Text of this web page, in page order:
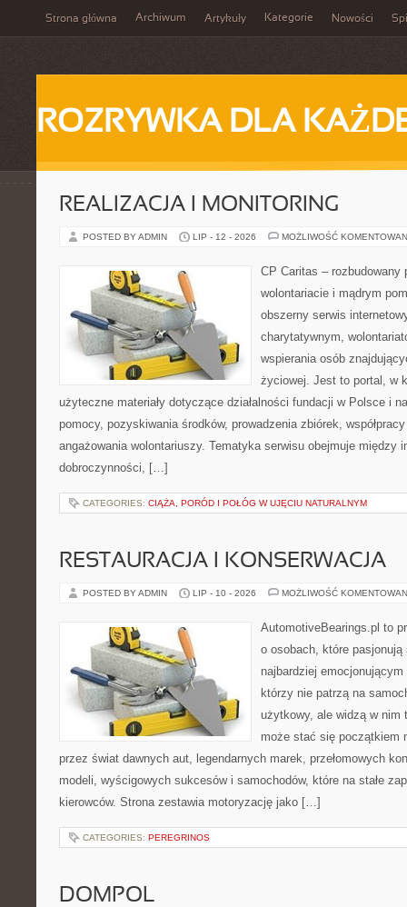
Strona główna Archiwum Artykuły Kategorie Nowości
ROZRYWKA DLA
REALIZACJA I MONITORING
POSTED BY ADMIN LIP - 12 - 2026 MOŻLIWOŚĆ
CP Caritas – rozbudowany
wolontariacie i mądrym
obszerny serwis
charytatywnym,
wspierania osób
życiowej. Jest to portal, w
użyteczne materiały dotyczące działalności fundacji w Polsce i
pomocy, pozyskiwania środków, prowadzenia zbiórek,
angażowania wolontariuszy. Tematyka serwisu obejmuje między
dobroczynności, […]
CATEGORIES: CIĄŻA, PORÓD I POŁÓG W UJĘCIU NATURALNYM
RESTAURACJA I KONSERWACJA
POSTED BY ADMIN LIP - 10 - 2026 MOŻLIWOŚĆ
AutomotiveBearings.pl to
o osobach, które
najbardziej
którzy nie patrzą na
użytkowy, ale widzą w nim
może stać się początkiem
przez świat dawnych aut, legendarnych marek, przełomowych
modeli, wyścigowych sukcesów i samochodów, które na stałe
kierowców. Strona zestawia motoryzację jako […]
CATEGORIES: PEREGRINOS
DOMPOL